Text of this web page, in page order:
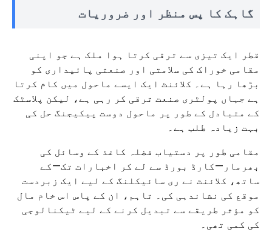
گاہک کا پس منظر اور ضروریات
قطر ایک تیزی سے ترقی کرتا ہوا ملک ہے جو اپنی
مقامی خوراک کی سلامتی اور صنعتی پائیداری کو
بڑھا رہا ہے۔ کلائنٹ ایک ایسے ماحول میں کام کرتا
ہے جہاں پولٹری صنعت ترقی کر رہی ہے، لیکن پلاسٹک
کے متبادل کے طور پر ماحول دوست پیکیجنگ حل کی
بہت زیادہ طلب ہے۔
مقامی طور پر دستیاب فضلہ کاغذ کے وسائل کی
بھرمار—کارڈ بورڈ سے لے کر اخبارات تک—کے
ساتھ، کلائنٹ نے ری سائیکلنگ کے لیے ایک زبردست
موقع کی نشاندہی کی۔ تاہم، ان کے پاس اس خام مال
کو مؤثر طریقے سے تبدیل کرنے کے لیے ٹیکنالوجی
کی کمی تھی۔